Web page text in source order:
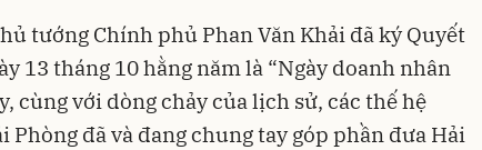
tướng Chính phủ Phan Văn Khải đã ký Quyết
13 tháng 10 hằng năm là “Ngày doanh nhân
cùng với dòng chảy của lịch sử, các thế hệ
Phòng đã và đang chung tay góp phần đưa Hải